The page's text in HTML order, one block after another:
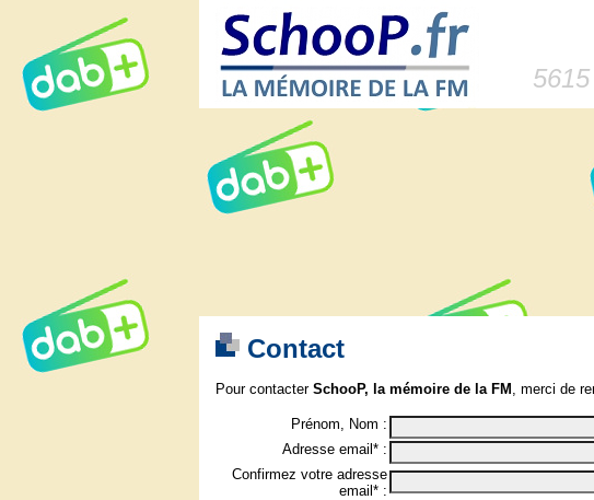
Contact
Pour contacter SchooP, la mémoire de la FM , merci de
Prénom, Nom :
Adresse email* :
Confirmez votre adresse
email* :